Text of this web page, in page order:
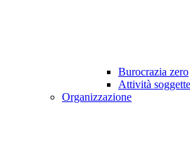
Burocrazia zero
Attività
Organizzazione